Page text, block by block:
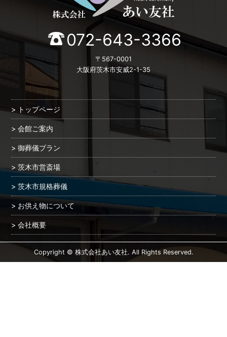
072-643-3366
〒567-0001
大阪府茨木市安威2-1-35
トップページ
会館ご案内
御葬儀プラン
茨木市営斎場
茨木市規格葬儀
お供え物について
会社概要
Copyright © 株式会社あい友社. All Rights Reserved.